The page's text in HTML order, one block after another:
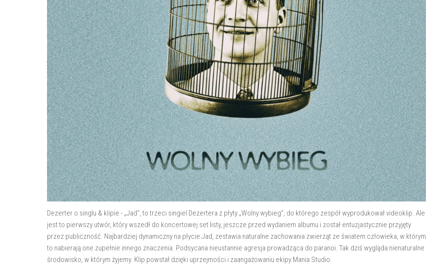
Dezerter o singlu & klipie - „Jad", to trzeci singiel Dezertera z płyty „Wolny wybieg", do którego zespół wyprodukował videoklip. Ale
jest to pierwszy utwór, który wszedł do koncertowej set listy, jeszcze przed wydaniem albumu i został entuzjastycznie przyjęty
przez publiczność. Najbardziej dynamiczny na płycie Jad, zestawia naturalne zachowania zwierząt ze światem człowieka, w którym
to nabierają one zupełnie innego znaczenia. Podsycana nieustannie agresja prowadząca do paranoi. Tak dziś wygląda nienaturalne
środowisko, w którym żyjemy. Klip powstał dzięki uprzejmości i zaangażowaniu ekipy Mania Studio.